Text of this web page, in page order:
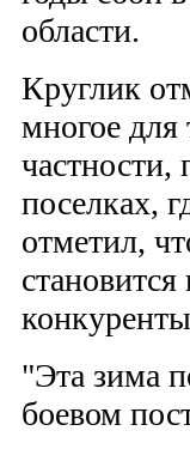
области.
Круглик
многое для
частности,
поселках,
отметил,
"Эта зима
боевом